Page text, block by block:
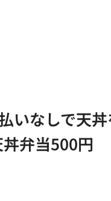
払いなしで
弁当500円